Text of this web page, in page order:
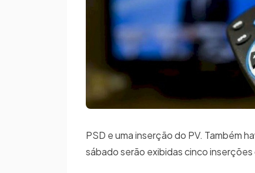
PSD e uma inserção do PV. Também
sábado serão exibidas cinco